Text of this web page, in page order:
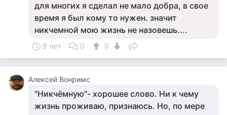
для многих я сделал не мало добра, в свое
время я был кому то нужен. значит
никчемной мою жизнь не назовешь....
8 лет 0 0
Алексей Вонримс
"Никчёмную"- хорошее слово. Ни к чему
жизнь проживаю, признаюсь. Но, по мере